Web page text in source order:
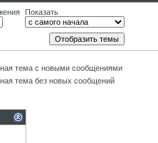
Показать
тема с новыми сообщениями
тема без новых сообщений